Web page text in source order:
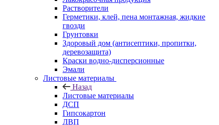
Растворители
Герметики, клей, пена монтажная, жидкие
гвозди
Грунтовки
Здоровый дом (антисептики, пропитки,
деревозащита)
Краски водно-дисперсионные
Эмали
Листовые материалы
Назад
Листовые материалы
ДСП
Гипсокартон
ДВП